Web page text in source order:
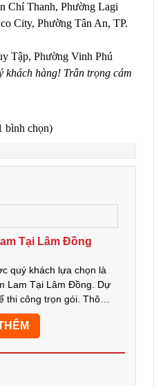
Chí Thanh, Phường Lagi
Phường Tân An, TP.
Phường Vinh Phú
khách hàng! Trân trọng cám
bình chọn)
Tại Lâm Đồng
quý khách lựa chọn là
Lam Tại Lâm Đồng. Dự
công trọn gói. Thông
GÀ NƯỚNG CƠM LAM